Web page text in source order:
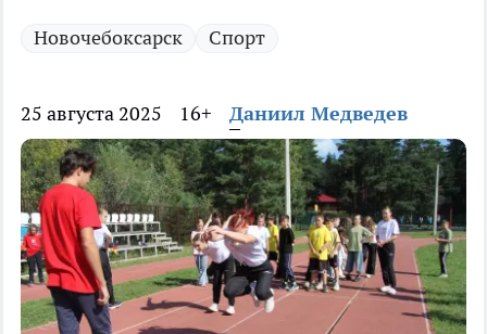
Новочебоксарск Спорт
25 августа 2025 16+ Даниил Медведев